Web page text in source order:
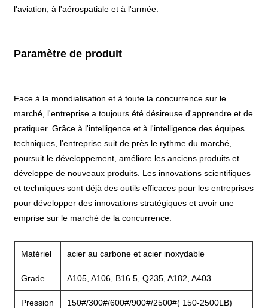
l'aviation, à l'aérospatiale et à l'armée.
Paramètre de produit
Face à la mondialisation et à toute la concurrence sur le
marché, l'entreprise a toujours été désireuse d'apprendre et de
pratiquer. Grâce à l'intelligence et à l'intelligence des équipes
techniques, l'entreprise suit de près le rythme du marché,
poursuit le développement, améliore les anciens produits et
développe de nouveaux produits. Les innovations scientifiques
et techniques sont déjà des outils efficaces pour les entreprises
pour développer des innovations stratégiques et avoir une
emprise sur le marché de la concurrence.
Matériel acier au carbone et acier inoxydable
Grade A105, A106, B16.5, Q235, A182, A403
Pression 150#/300#/600#/900#/2500#( 150-2500LB)